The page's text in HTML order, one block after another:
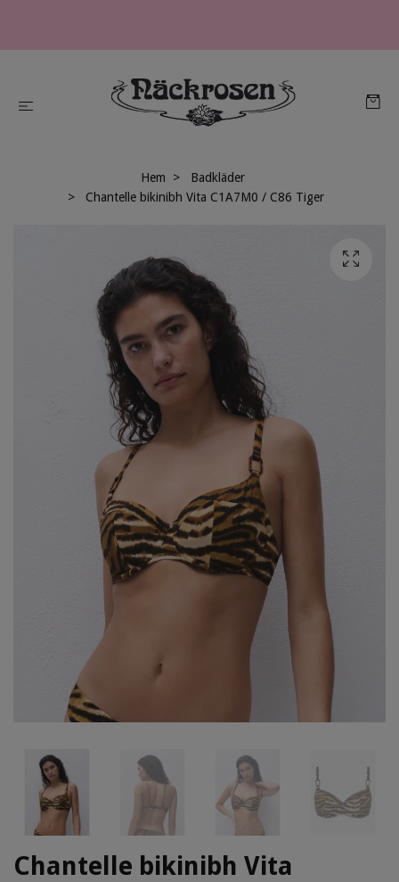
Hem
Badkläder
Chantelle bikinibh Vita C1A7M0 / C86 Tiger
Chantelle bikinibh Vita